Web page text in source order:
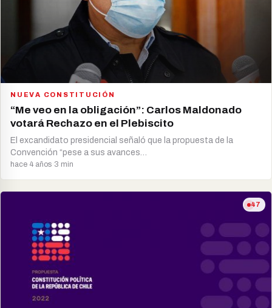
NUEVA CONSTITUCIÓN
“Me veo en la obligación”: Carlos Maldonado
votará Rechazo en el Plebiscito
El excandidato presidencial señaló que la propuesta de la
Convención “pese a sus avances…
hace 4 años·3 min
47